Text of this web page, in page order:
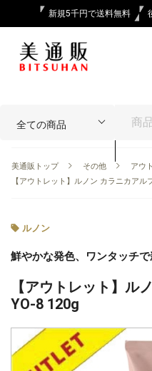
新規5千円で送料無料
美通販トップ その他
アウ
【アウトレット】ルノン カラニカアル
ルノン
鮮やかな発色、ワンタッチ
【アウトレット】ル
YO-8 120g